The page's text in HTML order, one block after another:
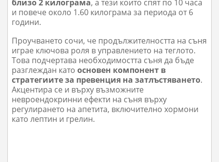
близо 2 килограма, а тези които спят по 10 часа
и повече около 1.60 килограма за периода от 6
години.
Проучването сочи, че продължителността на съня
играе ключова роля в управлението на теглото.
Това подчертава необходимостта съня да бъде
разглеждан като основен компонент в
стратегиите за превенция на затлъстяването.
Акцентира се и върху възможните
невроендокринни ефекти на съня върху
регулирането на апетита, включително хормони
като лептин и грелин.